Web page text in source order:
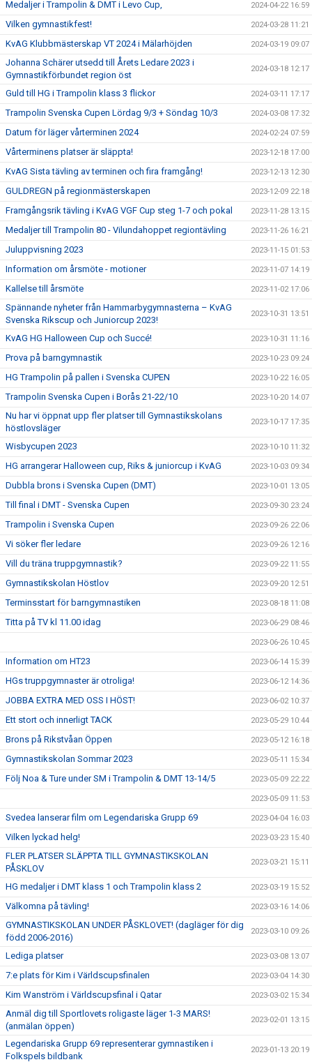
Medaljer i Trampolin & DMT i Levo Cup, 2024-04-22 16:59
Vilken gymnastikfest! 2024-03-28 11:21
KvAG Klubbmästerskap VT 2024 i Mälarhöjden 2024-03-19 09:07
Johanna Schärer utsedd till Årets Ledare 2023 i
Gymnastikförbundet region öst
2024-03-18 12:17
Guld till HG i Trampolin klass 3 flickor 2024-03-11 17:17
Trampolin Svenska Cupen Lördag 9/3 + Söndag 10/3 2024-03-08 17:32
Datum för läger vårterminen 2024 2024-02-24 07:59
Vårterminens platser är släppta! 2023-12-18 17:00
KvAG Sista tävling av terminen och fira framgång! 2023-12-13 12:30
GULDREGN på regionmästerskapen 2023-12-09 22:18
Framgångsrik tävling i KvAG VGF Cup steg 1-7 och pokal 2023-11-28 13:15
Medaljer till Trampolin 80 - Vilundahoppet regiontävling 2023-11-26 16:21
Juluppvisning 2023 2023-11-15 01:53
Information om årsmöte - motioner 2023-11-07 14:19
Kallelse till årsmöte 2023-11-02 17:06
Spännande nyheter från Hammarbygymnasterna – KvAG
Svenska Rikscup och Juniorcup 2023!
2023-10-31 13:51
KvAG HG Halloween Cup och Succé! 2023-10-31 11:16
Prova på barngymnastik 2023-10-23 09:24
HG Trampolin på pallen i Svenska CUPEN 2023-10-22 16:05
Trampolin Svenska Cupen i Borås 21-22/10 2023-10-20 14:07
Nu har vi öppnat upp fler platser till Gymnastikskolans
höstlovsläger
2023-10-17 17:35
Wisbycupen 2023 2023-10-10 11:32
HG arrangerar Halloween cup, Riks & juniorcup i KvAG 2023-10-03 09:34
Dubbla brons i Svenska Cupen (DMT) 2023-10-01 13:05
Till final i DMT - Svenska Cupen 2023-09-30 23:24
Trampolin i Svenska Cupen 2023-09-26 22:06
Vi söker fler ledare 2023-09-26 12:16
Vill du träna truppgymnastik? 2023-09-22 11:55
Gymnastikskolan Höstlov 2023-09-20 12:51
Terminsstart för barngymnastiken 2023-08-18 11:08
Titta på TV kl 11.00 idag 2023-06-29 08:46
2023-06-26 10:45
Information om HT23 2023-06-14 15:39
HGs truppgymnaster är otroliga! 2023-06-12 14:36
JOBBA EXTRA MED OSS I HÖST! 2023-06-02 10:37
Ett stort och innerligt TACK 2023-05-29 10:44
Brons på Rikstvåan Öppen 2023-05-12 16:18
Gymnastikskolan Sommar 2023 2023-05-11 15:34
Följ Noa & Ture under SM i Trampolin & DMT 13-14/5 2023-05-09 22:22
2023-05-09 11:53
Svedea lanserar film om Legendariska Grupp 69 2023-04-04 16:03
Vilken lyckad helg! 2023-03-23 15:40
FLER PLATSER SLÄPPTA TILL GYMNASTIKSKOLAN
PÅSKLOV
2023-03-21 15:11
HG medaljer i DMT klass 1 och Trampolin klass 2 2023-03-19 15:52
Välkomna på tävling! 2023-03-16 14:06
GYMNASTIKSKOLAN UNDER PÅSKLOVET! (dagläger för dig
född 2006-2016)
2023-03-10 09:26
Lediga platser 2023-03-08 13:07
7:e plats för Kim i Världscupsfinalen 2023-03-04 14:30
Kim Wanström i Världscupsfinal i Qatar 2023-03-02 15:34
Anmäl dig till Sportlovets roligaste läger 1-3 MARS!
(anmälan öppen)
2023-02-01 13:15
Legendariska Grupp 69 representerar gymnastiken i
Folkspels bildbank
2023-01-13 20:19